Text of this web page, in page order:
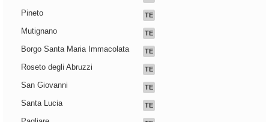
Pineto TE
Mutignano TE
Borgo Santa Maria Immacolata TE
Roseto degli Abruzzi TE
San Giovanni TE
Santa Lucia TE